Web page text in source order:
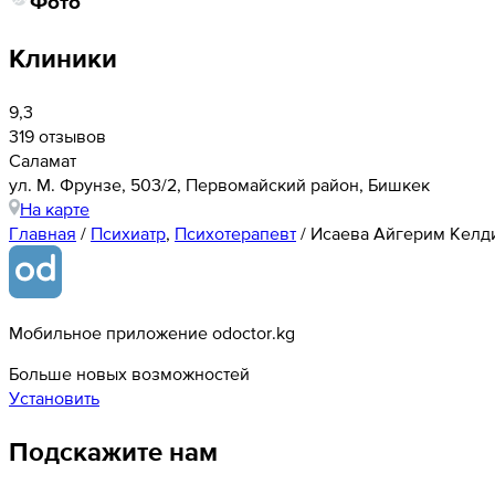
Клиники
9,3
319 отзывов
Саламат
ул. М. Фрунзе, 503/2, Первомайский район, Бишкек
На карте
Главная / Психиатр, Психотерапевт / Исаева Айгерим
Мобильное приложение odoctor.kg
Больше новых возможностей
Установить
Подскажите нам